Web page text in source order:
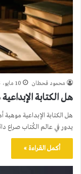
محمود قحطان 10 مايو، 2026
هل الكتابة
هل الكتابة الإبداعية
يدور في عالم الكُتاب صراع
أكمل القراءة »